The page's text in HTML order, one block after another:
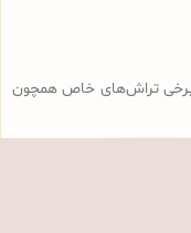
تراش‌های خاص همچون